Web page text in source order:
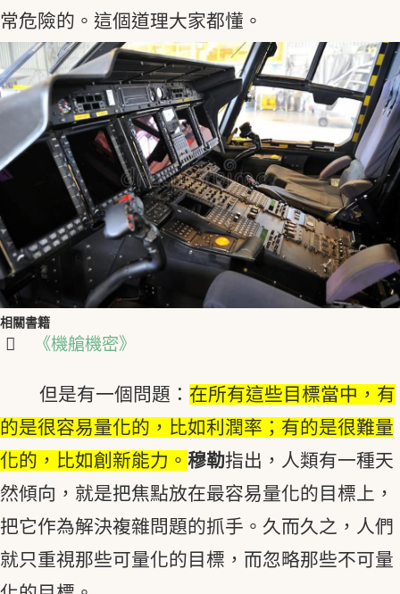
常危險的。這個道理大家都懂。
相關書籍
《機艙機密》
但是有一個問題： 在所有這些目標當中，有
的是很容易量化的，比如利潤率；有的是很難量
化的，比如創新能力。 穆勒指出，人類有一種天
然傾向，就是把焦點放在最容易量化的目標上，
把它作為解決複雜問題的抓手。久而久之，人們
就只重視那些可量化的目標，而忽略那些不可量